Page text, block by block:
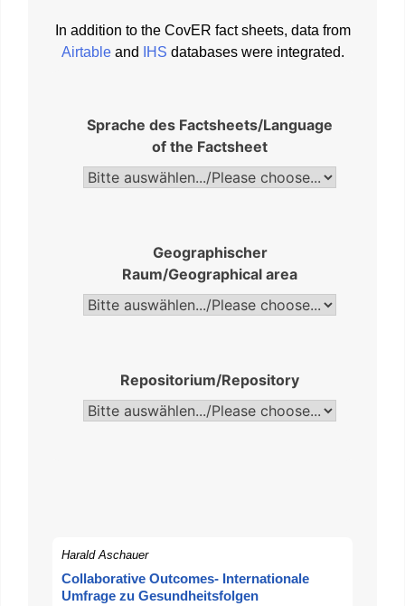
In addition to the CovER fact sheets, data from
Airtableand IHS databases were integrated.
Sprache des Factsheets/Language
of the Factsheet
Geographischer
Raum/Geographical area
Repositorium/Repository
Harald Aschauer
Collaborative Outcomes- Internationale
Umfrage zu Gesundheitsfolgen